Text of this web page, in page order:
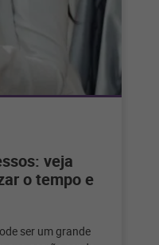
veja
o tempo e
ser um grande